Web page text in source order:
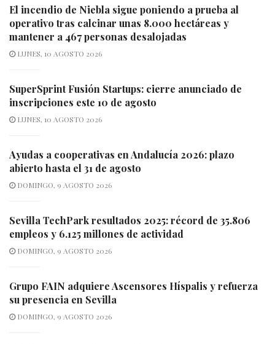
El incendio de Niebla sigue poniendo a prueba al
operativo tras calcinar unas 8.000 hectáreas y
mantener a 467 personas desalojadas
LUNES, 10 AGOSTO 2026
SuperSprint Fusión Startups: cierre anunciado de
inscripciones este 10 de agosto
LUNES, 10 AGOSTO 2026
Ayudas a cooperativas en Andalucía 2026: plazo
abierto hasta el 31 de agosto
DOMINGO, 9 AGOSTO 2026
Sevilla TechPark resultados 2025: récord de 35.806
empleos y 6.125 millones de actividad
DOMINGO, 9 AGOSTO 2026
Grupo FAIN adquiere Ascensores Híspalis y refuerza
su presencia en Sevilla
DOMINGO, 9 AGOSTO 2026